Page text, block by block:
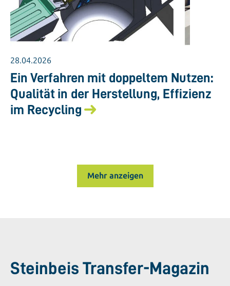
28.04.2026
Ein Verfahren mit doppeltem Nutzen:
Qualität in der Herstellung, Effizienz
im Recycling
Mehr anzeigen
Steinbeis Transfer-Magazin